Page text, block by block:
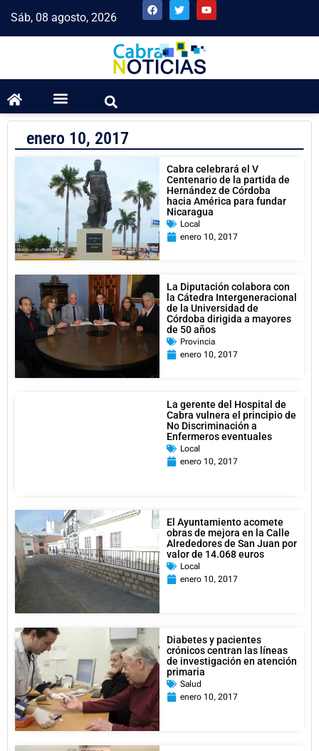
Sáb, 08 agosto, 2026
enero 10, 2017
Cabra celebrará el V
Centenario de la partida de
Hernández de Córdoba
hacia América para fundar
Nicaragua
Local
enero 10, 2017
La Diputación colabora con
la Cátedra Intergeneracional
de la Universidad de
Córdoba dirigida a mayores
de 50 años
Provincia
enero 10, 2017
La gerente del Hospital de
Cabra vulnera el principio de
No Discriminación a
Enfermeros eventuales
Local
enero 10, 2017
El Ayuntamiento acomete
obras de mejora en la Calle
Alrededores de San Juan por
valor de 14.068 euros
Local
enero 10, 2017
Diabetes y pacientes
crónicos centran las líneas
de investigación en atención
primaria
Salud
enero 10, 2017